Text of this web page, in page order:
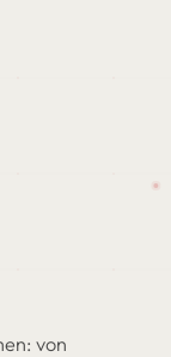
von